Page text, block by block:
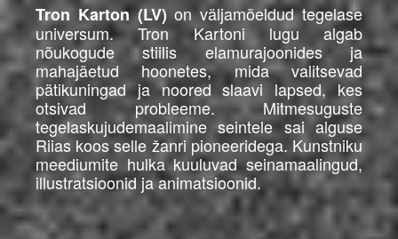
Tron Karton (LV) on väljamõeldud tegelase
universum. Tron Kartoni lugu algab
nõukogude stiilis elamurajoonides ja
mahajäetud hoonetes, mida valitsevad
pätikuningad ja noored slaavi lapsed, kes
otsivad probleeme. Mitmesuguste
tegelaskujudemaalimine seintele sai alguse
Riias koos selle žanri pioneeridega. Kunstniku
meediumite hulka kuuluvad seinamaalingud,
illustratsioonid ja animatsioonid.